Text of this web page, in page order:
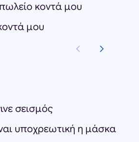
κοντά μου
μου
σεισμός
υποχρεωτική η μάσκα